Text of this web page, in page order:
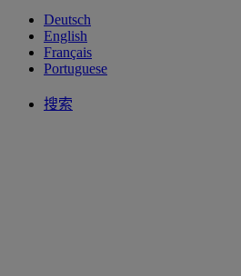
Deutsch
English
Français
Portuguese
搜索